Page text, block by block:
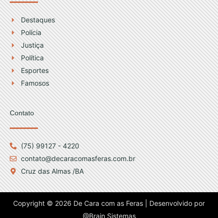
Destaques
Polícia
Justiça
Política
Esportes
Famosos
Contato
(75) 99127 - 4220
contato@decaracomasferas.com.br
Cruz das Almas /BA
Copyright © 2026 De Cara com as Feras | Desenvolvido por
@Brain Sistemas